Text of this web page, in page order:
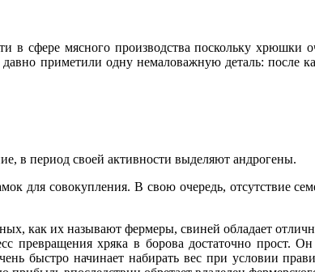
в сфере мясного производства поскольку хрюшки
приметили одну немаловажную деталь: после
в период своей активности выделяют андрогены.
для совокупления. В свою очередь, отсутствие
как их называют фермеры, свиней обладает
превращения хряка в борова достаточно прост.
быстро начинает набирать вес при условии